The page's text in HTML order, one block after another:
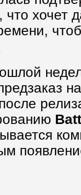
хочет